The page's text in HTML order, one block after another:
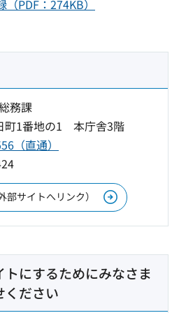
PDF：274KB）
務課
町1番地の1 本庁舎3階
（直通）
部サイトへリンク）
にするためにみなさま
ください